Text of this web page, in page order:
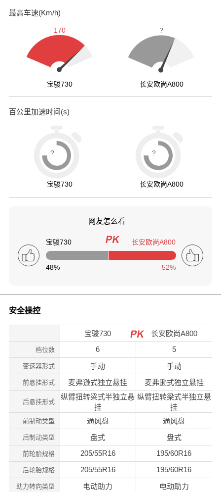
最高车速(Km/h)
170
宝骏730
?
长安欧尚A800
百公里加速时间(s)
?
宝骏730
?
长安欧尚A800
网友怎么看
宝骏730 长安欧尚A800
48% 52%
安全操控
宝骏730 长安欧尚A800
档位数 6 5
变速器形式 手动 手动
前悬挂形式 麦弗逊式独立悬挂 麦弗逊式独立悬挂
后悬挂形式
纵臂扭转梁式半独立悬
挂
纵臂扭转梁式半独立悬
挂
前制动类型 通风盘 通风盘
后制动类型 盘式 盘式
前轮胎规格 205/55R16 195/60R16
后轮胎规格 205/55R16 195/60R16
助力转向类型 电动助力 电动助力